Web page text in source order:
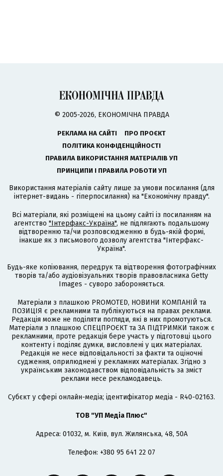
© 2005-2026, ЕКОНОМІЧНА ПРАВДА
РЕКЛАМА НА САЙТІ
ПРО ПРОЄКТ
ПОЛІТИКА КОНФІДЕНЦІЙНОСТІ
ПРАВИЛА ВИКОРИСТАННЯ МАТЕРІАЛІВ УП
ПРИНЦИПИ І ПРАВИЛА РОБОТИ УП
Використання матеріалів сайту лише за умови посилання (для
інтернет-видань - гіперпосилання) на "Економічну правду".
Всі матеріали, які розміщені на цьому сайті із посиланням на
агентство "Інтерфакс-Україна", не підлягають подальшому
відтворенню та/чи розповсюдженню в будь-якій формі,
інакше як з письмового дозволу агентства "Інтерфакс-
Україна".
Будь-яке копіювання, передрук та відтворення фотографічних
творів та/або аудіовізуальних творів правовласника Getty
Images - суворо забороняється.
Матеріали з плашкою PROMOTED, НОВИНИ КОМПАНІЙ та
ПОЗИЦІЯ є рекламними та публікуються на правах реклами.
Редакція може не поділяти погляди, які в них промотуються.
Матеріали з плашкою СПЕЦПРОЄКТ та ЗА ПІДТРИМКИ також є
рекламними, проте редакція бере участь у підготовці цього
контенту і поділяє думки, висловлені у цих матеріалах.
Редакція не несе відповідальності за факти та оціночні
судження, оприлюднені у рекламних матеріалах. Згідно з
українським законодавством відповідальність за зміст
реклами несе рекламодавець.
Cубєкт у сфері онлайн-медіа; ідентифікатор медіа - R40-02163.
ТОВ "УП Медіа Плюс"
Адреса: 01032, м. Київ, вул. Жилянська, 48, 50А
Телефон: +380 95 641 22 07